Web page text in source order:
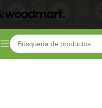
Inicio Shop Fertilizantes Bases